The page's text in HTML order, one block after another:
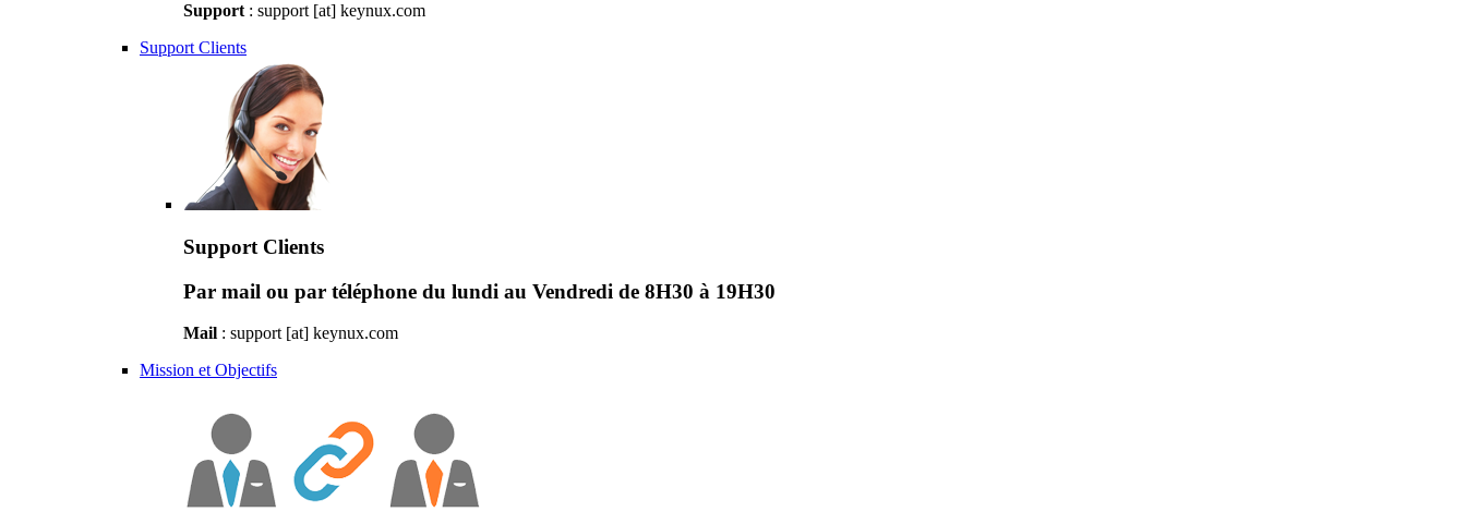
Support : support [at] keynux.com
Support Clients
Support Clients
Par mail ou par téléphone du lundi au Vendredi de 8H30 à 19H30
Mail : support [at] keynux.com
Mission et Objectifs